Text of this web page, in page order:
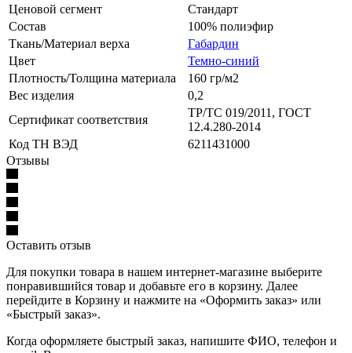
Ценовой сегмент
Стандарт
Состав
100% полиэфир
Ткань/Материал верха
Габардин
Цвет
Темно-синий
Плотность/Толщина материала
160 гр/м2
Вес изделия
0,2
Сертификат соответствия
ТР/ТС 019/2011, ГОСТ
12.4.280-2014
Код ТН ВЭД
6211431000
Отзывы
Оставить отзыв
Для покупки товара в нашем интернет-магазине выберите
понравившийся товар и добавьте его в корзину. Далее
перейдите в Корзину и нажмите на «Оформить заказ» или
«Быстрый заказ».
Когда оформляете быстрый заказ, напишите ФИО, телефон и